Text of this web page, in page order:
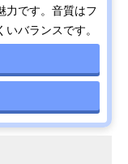
力です。音質はフ
バランスです。